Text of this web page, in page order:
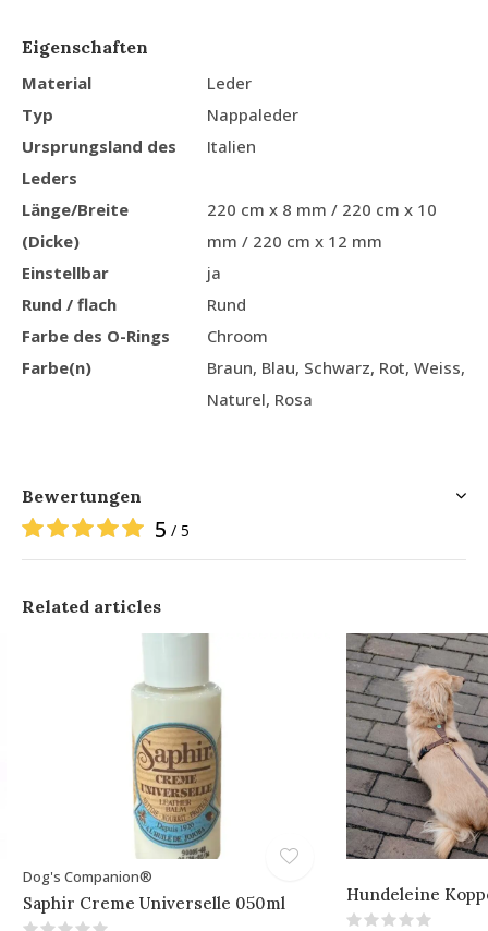
Eigenschaften
Material
Leder
Typ
Nappaleder
Ursprungsland des
Leders
Italien
Länge/Breite
(Dicke)
220 cm x 8 mm / 220 cm x 10
mm / 220 cm x 12 mm
Einstellbar
ja
Rund / flach
Rund
Farbe des O-Rings
Chroom
Farbe(n)
Braun, Blau, Schwarz, Rot, Weiss,
Naturel, Rosa
Bewertungen
5 / 5
Related articles
Dog's Companion®
Saphir Creme Universelle 050ml Hundeleine